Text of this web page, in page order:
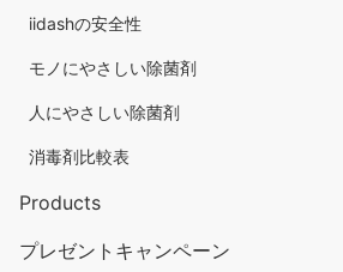
iidashの安全性
モノにやさしい除菌剤
人にやさしい除菌剤
消毒剤比較表
Products
プレゼントキャンペーン